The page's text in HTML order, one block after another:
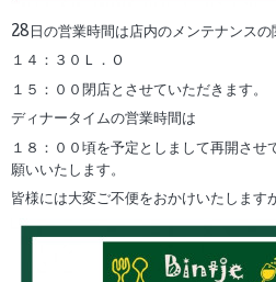
28日の営業時間は店内のメンテナンスの
１４：３０Ｌ．Ｏ
１５：００閉店とさせていただきます。
ディナータイムの営業時間は
１８：００頃を予定としまして再開させ
願いいたします。
皆様には大変ご不便をおかけいたします